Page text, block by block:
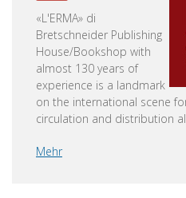
«L'ERMA» di
Bretschneider Publishing
House/Bookshop with
almost 130 years of
experience is a landmark
on the international scene
circulation and distribution
Mehr